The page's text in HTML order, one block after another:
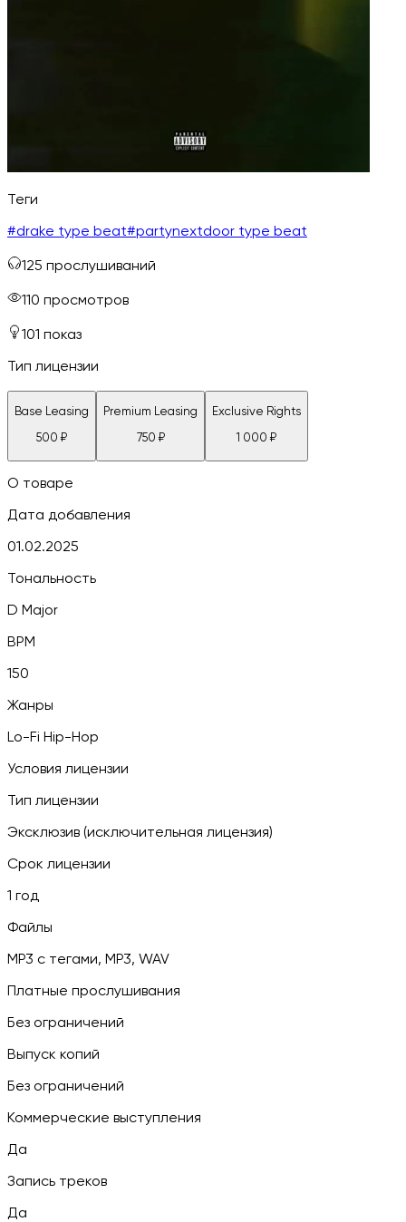
Теги
#drake type beat#partynextdoor type beat
125 прослушиваний
110 просмотров
101 показ
Тип лицензии
Base Leasing
500 ₽
Premium Leasing
750 ₽
Exclusive Rights
1 000 ₽
О товаре
Дата добавления
01.02.2025
Тональность
D Major
BPM
150
Жанры
Lo-Fi Hip-Hop
Условия лицензии
Тип лицензии
Эксклюзив (исключительная лицензия)
Срок лицензии
1 год
Файлы
MP3 c тегами, MP3, WAV
Платные прослушивания
Без ограничений
Выпуск копий
Без ограничений
Коммерческие выступления
Да
Запись треков
Да